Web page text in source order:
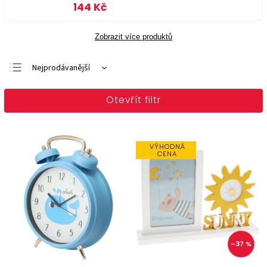
144 Kč
Zobrazit více produktů
Doporučujeme
Nejprodávanější
Abecedně
Otevřít filtr
VÝHODNÁ
CENA
–37 %